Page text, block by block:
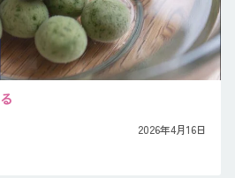
2026年4月16日